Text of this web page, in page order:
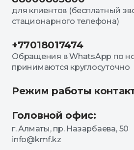
для клиентов (бесплатный
стационарного телефона)
+77018017474
Обращения в WhatsApp по
принимаются круглосуточно
Режим работы
Головной офис:
г. Алматы, пр. Назарбаева, 50
info@kmf.kz